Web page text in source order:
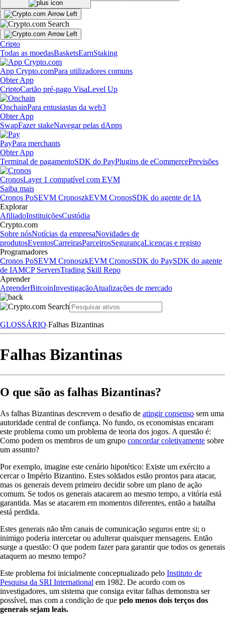
Cripto
Todas as moedasBasketsEarnStaking
App Crypto.comPara utilizadores comuns
Obter App
CriptoCartão pré-pago VisaLevel Up
OnchainPara entusiastas da web3
Obter App
SwapFazer stakeNavegar pelas dApps
PayPara merchants
Obter App
Terminal de pagamentoSDK do PayPlugins de eCommercePrevisões
CronosLayer 1 compatível com EVM
Saiba mais
Cronos PoSEVM CronoszkEVM CronosSDK do agente de IA
Explorar
AfiliadoInstituiçõesCustódia
Crypto.com
Sobre nósNotícias da empresaNovidades de
produtosEventosCarreirasParceirosSegurançaLicenças e registo
Programadores
Cronos PoSEVM CronoszkEVM CronosSDK do PaySDK do agente
de IAMCP ServersTrading Skill Repo
Aprender
AprenderBitcoinInvestigaçãoAtualizações de mercado
GLOSSÁRIO Falhas Bizantinas
Falhas Bizantinas
O que são as falhas Bizantinas?
As falhas Bizantinas descrevem o desafio de atingir consenso sem uma
autoridade central de confiança. No fundo, os economistas encaram
este problema como um problema de teoria dos jogos. A questão é:
Como podem os membros de um grupo concordar coletivamente sobre
um assunto?
Por exemplo, imagine este cenário hipotético: Existe um exército a
cercar o Império Bizantino. Estes soldados estão prontos para atacar,
mas os generais devem primeiro decidir sobre um plano de ação
comum. Se todos os generais atacarem ao mesmo tempo, a vitória está
garantida. Mas se atacarem em momentos diferentes, então a batalha
está perdida.
Estes generais não têm canais de comunicação seguros entre si; o
inimigo poderia intercetar ou adulterar quaisquer mensagens. Então
surge a questão: O que podem fazer para garantir que todos os generais
ataquem ao mesmo tempo?
Este problema foi inicialmente conceptualizado pelo Instituto de
Pesquisa da SRI International em 1982. De acordo com os
investigadores, um sistema que consiga evitar falhas demonstra ser
possível, mas com a condição de que pelo menos dois terços dos
generais sejam leais.